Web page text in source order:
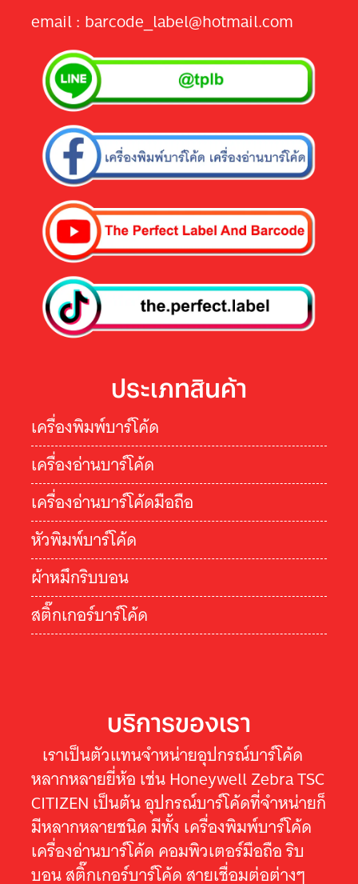
email : barcode_label@hotmail.com
ประเภทสินค้า
เครื่องพิมพ์บาร์โค้ด
เครื่องอ่านบาร์โค้ด
เครื่องอ่านบาร์โค้ดมือถือ
หัวพิมพ์บาร์โค้ด
ผ้าหมึกริบบอน
สติ๊กเกอร์บาร์โค้ด
บริการของเรา
เราเป็นตัวแทนจำหน่ายอุปกรณ์บาร์โค้ด
หลากหลายยี่ห้อ เช่น Honeywell Zebra TSC
CITIZEN เป็นต้น อุปกรณ์บาร์โค้ดที่จำหน่ายก็
มีหลากหลายชนิด มีทั้ง เครื่องพิมพ์บาร์โค้ด
เครื่องอ่านบาร์โค้ด คอมพิวเตอร์มือถือ ริบ
บอน สติ๊กเกอร์บาร์โค้ด สายเชื่อมต่อต่างๆ